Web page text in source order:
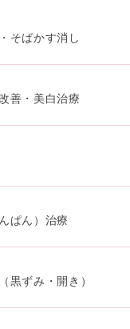
そばかす消し
善・美白治療
ぱん）治療
黒ずみ・開き）